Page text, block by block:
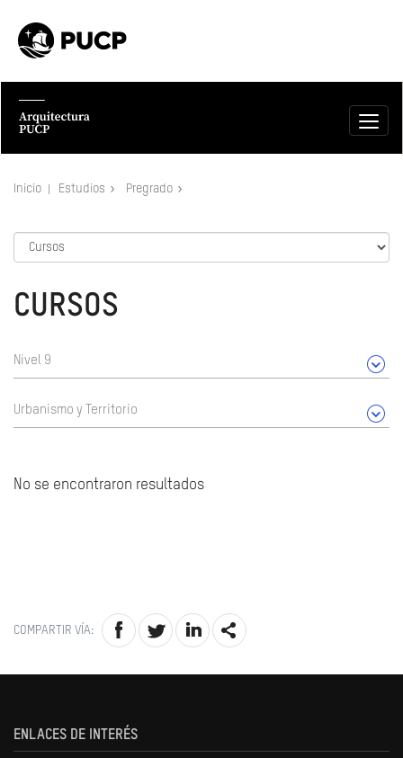
Inicio Estudios Pregrado
CURSOS
Nivel 9
Urbanismo y Territorio
No se encontraron resultados
COMPARTIR VÍA:
ENLACES DE INTERÉS